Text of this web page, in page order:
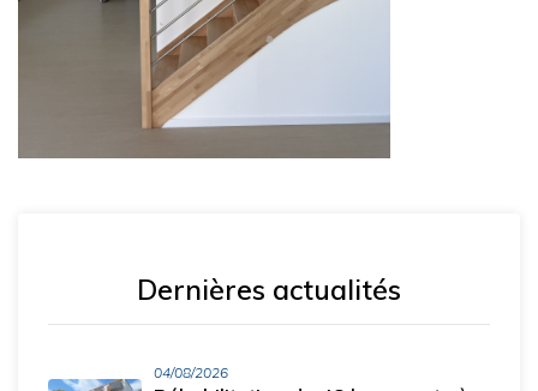
Dernières actualités
04/08/2026